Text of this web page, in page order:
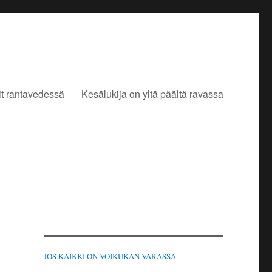
rantavedessä Kesälukija on yltä päältä ravassa
JOS KAIKKI ON VOIKUKAN VARASSA